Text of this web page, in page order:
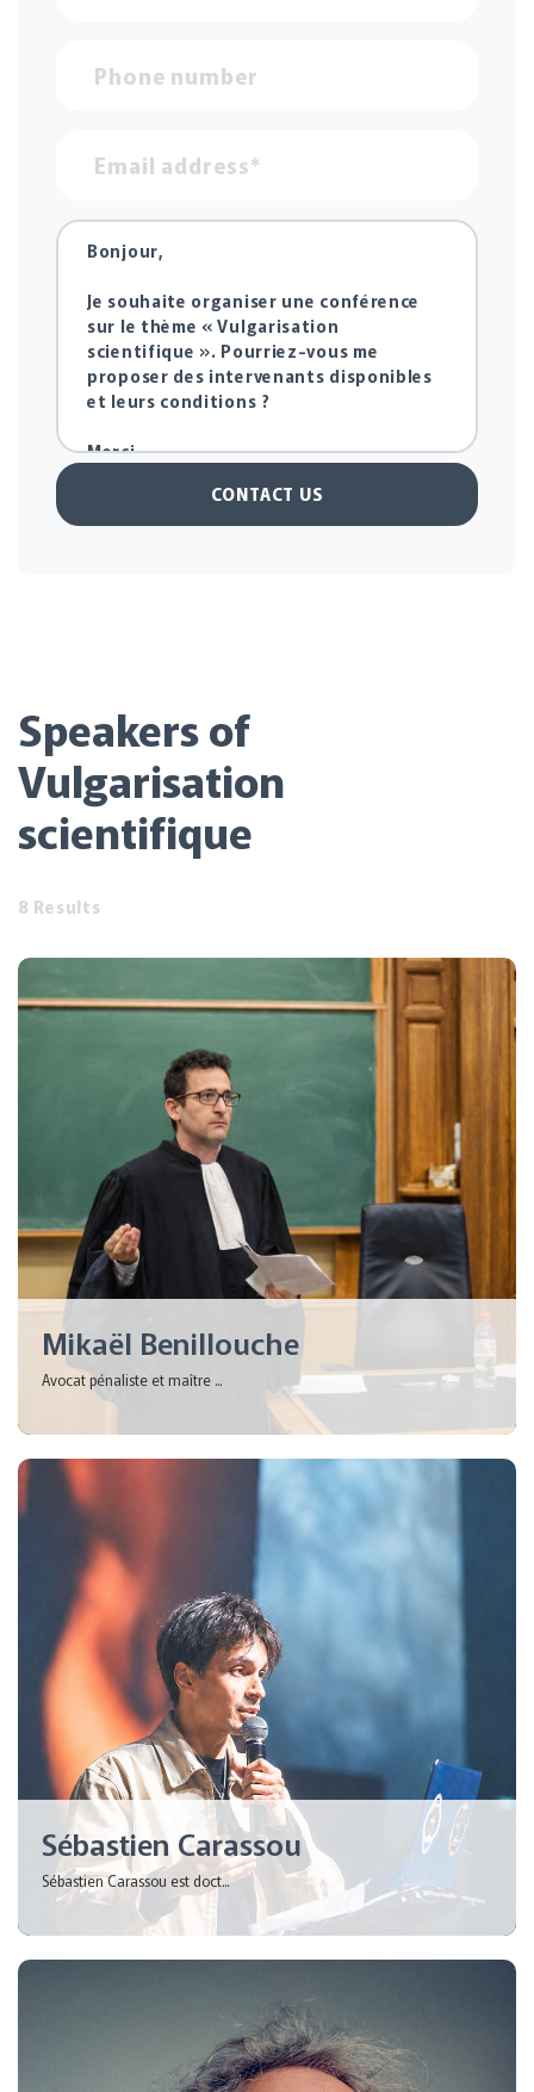
CONTACT US
Speakers of
Vulgarisation
scientifique
8 Results
Mikaël Benillouche
Avocat pénaliste et maître ...
Sébastien Carassou
Sébastien Carassou est doct...